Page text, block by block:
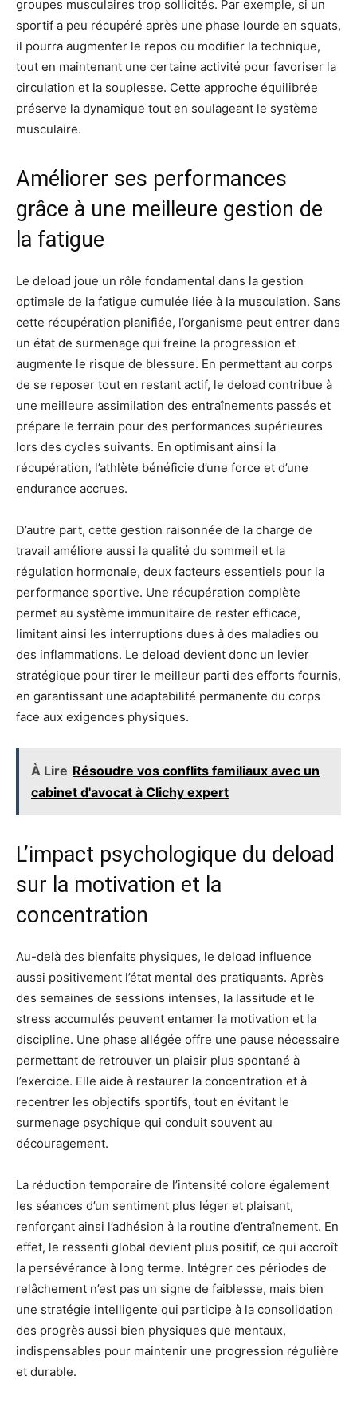
groupes musculaires trop sollicités. Par exemple, si un
sportif a peu récupéré après une phase lourde en squats,
il pourra augmenter le repos ou modifier la technique,
tout en maintenant une certaine activité pour favoriser la
circulation et la souplesse. Cette approche équilibrée
préserve la dynamique tout en soulageant le système
musculaire.
Améliorer ses performances
grâce à une meilleure gestion de
la fatigue
Le deload joue un rôle fondamental dans la gestion
optimale de la fatigue cumulée liée à la musculation. Sans
cette récupération planifiée, l’organisme peut entrer dans
un état de surmenage qui freine la progression et
augmente le risque de blessure. En permettant au corps
de se reposer tout en restant actif, le deload contribue à
une meilleure assimilation des entraînements passés et
prépare le terrain pour des performances supérieures
lors des cycles suivants. En optimisant ainsi la
récupération, l’athlète bénéficie d’une force et d’une
endurance accrues.
D’autre part, cette gestion raisonnée de la charge de
travail améliore aussi la qualité du sommeil et la
régulation hormonale, deux facteurs essentiels pour la
performance sportive. Une récupération complète
permet au système immunitaire de rester efficace,
limitant ainsi les interruptions dues à des maladies ou
des inflammations. Le deload devient donc un levier
stratégique pour tirer le meilleur parti des efforts fournis,
en garantissant une adaptabilité permanente du corps
face aux exigences physiques.
À Lire Résoudre vos conflits familiaux avec un
cabinet d'avocat à Clichy expert
L’impact psychologique du deload
sur la motivation et la
concentration
Au-delà des bienfaits physiques, le deload influence
aussi positivement l’état mental des pratiquants. Après
des semaines de sessions intenses, la lassitude et le
stress accumulés peuvent entamer la motivation et la
discipline. Une phase allégée offre une pause nécessaire
permettant de retrouver un plaisir plus spontané à
l’exercice. Elle aide à restaurer la concentration et à
recentrer les objectifs sportifs, tout en évitant le
surmenage psychique qui conduit souvent au
découragement.
La réduction temporaire de l’intensité colore également
les séances d’un sentiment plus léger et plaisant,
renforçant ainsi l’adhésion à la routine d’entraînement. En
effet, le ressenti global devient plus positif, ce qui accroît
la persévérance à long terme. Intégrer ces périodes de
relâchement n’est pas un signe de faiblesse, mais bien
une stratégie intelligente qui participe à la consolidation
des progrès aussi bien physiques que mentaux,
indispensables pour maintenir une progression régulière
et durable.